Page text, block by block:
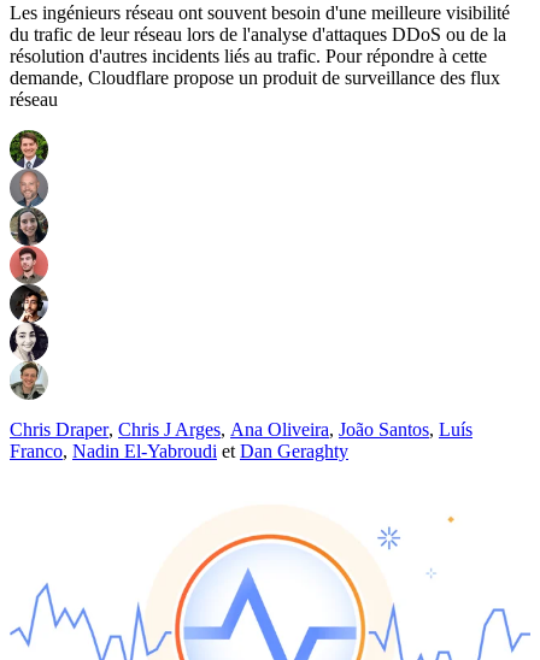
Les ingénieurs réseau ont souvent besoin d'une meilleure visibilité
du trafic de leur réseau lors de l'analyse d'attaques DDoS ou de la
résolution d'autres incidents liés au trafic. Pour répondre à cette
demande, Cloudflare propose un produit de surveillance des flux
réseau
Chris Draper, Chris J Arges, Ana Oliveira, João Santos, Luís
Franco, Nadin El-Yabroudi et Dan Geraghty